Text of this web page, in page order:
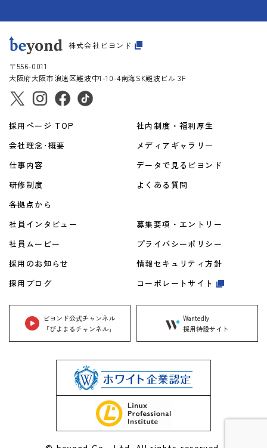
株式会社ビヨンド
〒556-0011
大阪府大阪市浪速区難波中1-10-4南海SK難波ビル 3F
採用ページ TOP
会社理念･概要
仕事内容
研修制度
各拠点から
社内制度・福利厚生
メディアギャラリー
データで見るビヨンド
よくある質問
社員インタビュー
社員ムービー
採用のお知らせ
採用ブログ
募集要項・エントリー
プライバシーポリシー
情報セキュリティ方針
コーポレートサイト
ビヨンド公式チャンネル
「びよまるチャンネル」
Wantedly
採用特設サイト